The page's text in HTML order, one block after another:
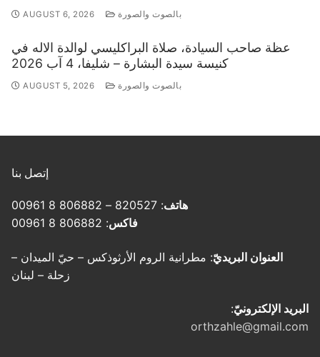
AUGUST 6, 2026 بالصوت والصورة
عظة صاحب السيادة، صلاة البراكليسي لوالدة الاله في
كنيسة سيدة البشارة – شليفا، 4 آب 2026
AUGUST 5, 2026 بالصوت والصورة
إتصل بنا
هاتف: 820527 – 806882 8 00961
فاكس: 806882 8 00961
العنوان البريديّ: مطرانية الروم الأرثوذكس – حيّ الميدان –
زحلة – لبنان
البريد الإلكترونيّ:
orthzahle@gmail.com